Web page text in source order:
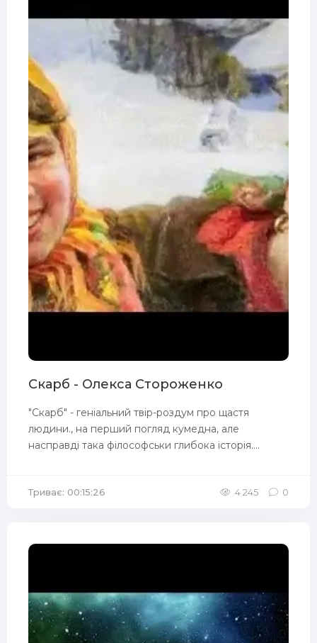
Скарб - Олекса Стороженко
"Скарб" - геніальний твір-роздум про щастя
людини., на перший погляд кумедна, але
насправді така філософськи глибока історія....
Триває: 00:15:26 4 245 0